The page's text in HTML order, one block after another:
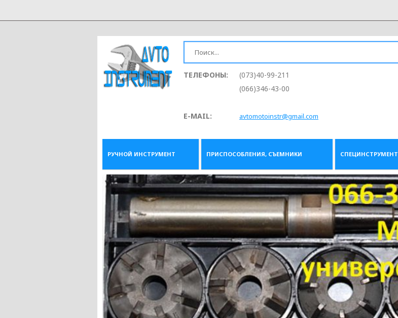
ТЕЛЕФОНЫ:
(073)40-99-211
(066)346-43-00
E-MAIL: avtomotoinstr@gmail.com
РУЧНОЙ ИНСТРУМЕНТ ПРИСПОСОБЛЕНИЯ, СЪЕМНИКИ СПЕЦИНСТРУМЕНТ